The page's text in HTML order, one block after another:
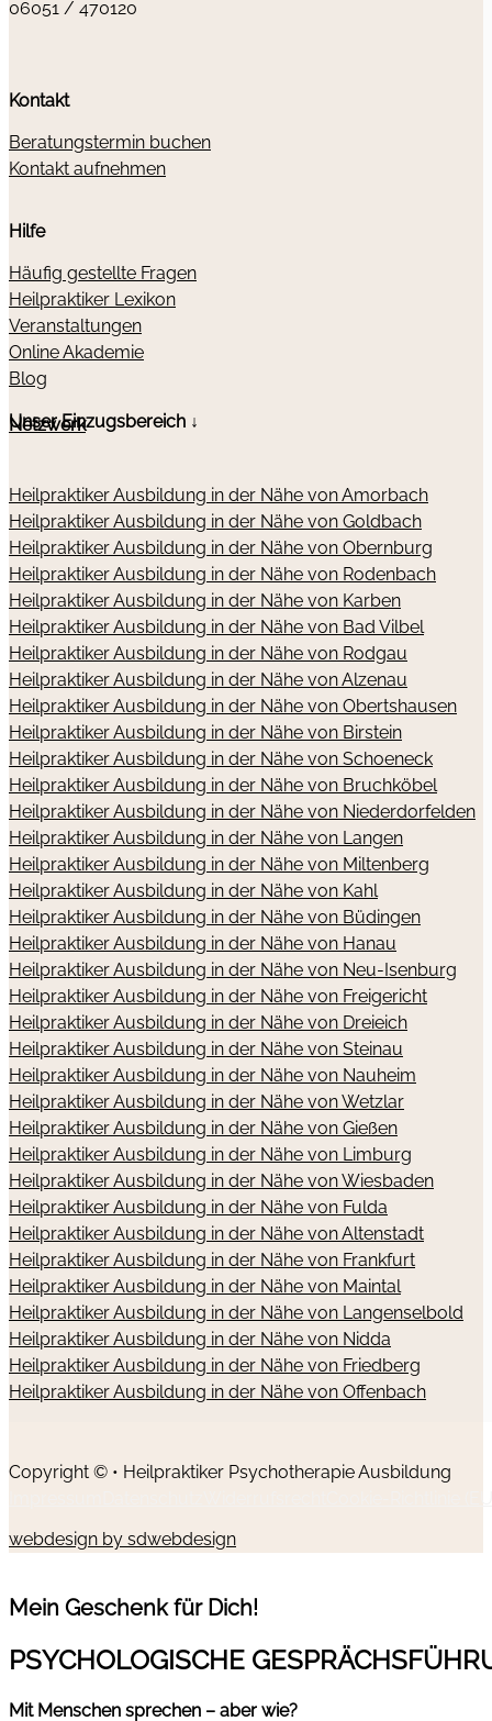
06051 / 470120
Kontakt
Beratungstermin buchen
Kontakt aufnehmen
Hilfe
Häufig gestellte Fragen
Heilpraktiker Lexikon
Veranstaltungen
Online Akademie
Blog
Netzwerk
Unser Einzugsbereich ↓
Heilpraktiker Ausbildung in der Nähe von Amorbach
Heilpraktiker Ausbildung in der Nähe von Goldbach
Heilpraktiker Ausbildung in der Nähe von Obernburg
Heilpraktiker Ausbildung in der Nähe von Rodenbach
Heilpraktiker Ausbildung in der Nähe von Karben
Heilpraktiker Ausbildung in der Nähe von Bad Vilbel
Heilpraktiker Ausbildung in der Nähe von Rodgau
Heilpraktiker Ausbildung in der Nähe von Alzenau
Heilpraktiker Ausbildung in der Nähe von Obertshausen
Heilpraktiker Ausbildung in der Nähe von Birstein
Heilpraktiker Ausbildung in der Nähe von Schoeneck
Heilpraktiker Ausbildung in der Nähe von Bruchköbel
Heilpraktiker Ausbildung in der Nähe von Niederdorfelden
Heilpraktiker Ausbildung in der Nähe von Langen
Heilpraktiker Ausbildung in der Nähe von Miltenberg
Heilpraktiker Ausbildung in der Nähe von Kahl
Heilpraktiker Ausbildung in der Nähe von Büdingen
Heilpraktiker Ausbildung in der Nähe von Hanau
Heilpraktiker Ausbildung in der Nähe von Neu-Isenburg
Heilpraktiker Ausbildung in der Nähe von Freigericht
Heilpraktiker Ausbildung in der Nähe von Dreieich
Heilpraktiker Ausbildung in der Nähe von Steinau
Heilpraktiker Ausbildung in der Nähe von Nauheim
Heilpraktiker Ausbildung in der Nähe von Wetzlar
Heilpraktiker Ausbildung in der Nähe von Gießen
Heilpraktiker Ausbildung in der Nähe von Limburg
Heilpraktiker Ausbildung in der Nähe von Wiesbaden
Heilpraktiker Ausbildung in der Nähe von Fulda
Heilpraktiker Ausbildung in der Nähe von Altenstadt
Heilpraktiker Ausbildung in der Nähe von Frankfurt
Heilpraktiker Ausbildung in der Nähe von Maintal
Heilpraktiker Ausbildung in der Nähe von Langenselbold
Heilpraktiker Ausbildung in der Nähe von Nidda
Heilpraktiker Ausbildung in der Nähe von Friedberg
Heilpraktiker Ausbildung in der Nähe von Offenbach
Copyright © • Heilpraktiker Psychotherapie Ausbildung
webdesign by sdwebdesign
Mein Geschenk für Dich!
PSYCHOLOGISCHE
Mit Menschen sprechen – aber wie?